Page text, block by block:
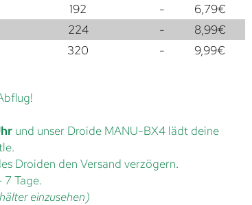
192 - 6,79€
224 - 8,99€
320 - 9,99€
und unser Droide MANU-BX4 lädt deine
Droiden den Versand verzögern.
Tage.
einzusehen)